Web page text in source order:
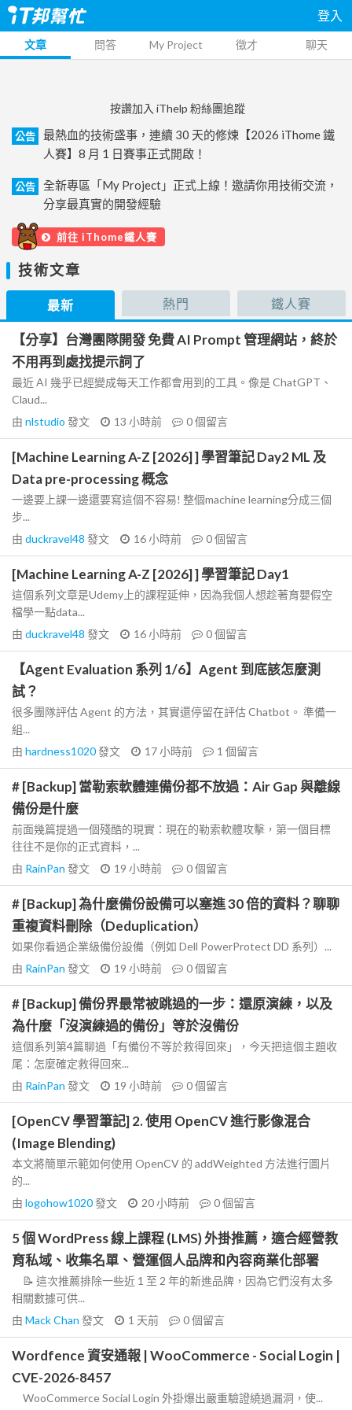
登入
文章 問答 My Project 徵才 聊天
按讚加入 iThelp 粉絲團追蹤
公告
最熱血的技術盛事，連續 30 天的修煉【2026 iThome 鐵
人賽】8 月 1 日賽事正式開啟！
公告
全新專區「My Project」正式上線！邀請你用技術交流，
分享最真實的開發經驗
前往 iThome鐵人賽
技術文章
最新 熱門 鐵人賽
【分享】台灣團隊開發 免費 AI Prompt 管理網站，終於
不用再到處找提示詞了
最近 AI 幾乎已經變成每天工作都會用到的工具。像是 ChatGPT、
Claud...
由 nlstudio 發文 13 小時前 0個留言
[Machine Learning A-Z [2026] ] 學習筆記 Day2 ML 及
Data pre-processing 概念
一邊要上課一邊還要寫這個不容易! 整個machine learning分成三個
步...
由 duckravel48 發文 16 小時前 0個留言
[Machine Learning A-Z [2026] ] 學習筆記 Day1
這個系列文章是Udemy上的課程延伸，因為我個人想趁著育嬰假空
檔學一點data...
由 duckravel48 發文 16 小時前 0個留言
【Agent Evaluation 系列 1/6】Agent 到底該怎麼測
試？
很多團隊評估 Agent 的方法，其實還停留在評估 Chatbot。 準備一
組...
由 hardness1020發文 17 小時前 1 個留言
# [Backup] 當勒索軟體連備份都不放過：Air Gap 與離線
備份是什麼
前面幾篇提過一個殘酷的現實：現在的勒索軟體攻擊，第一個目標
往往不是你的正式資料，...
由 RainPan 發文 19 小時前 0個留言
# [Backup] 為什麼備份設備可以塞進 30 倍的資料？聊聊
重複資料刪除（Deduplication）
如果你看過企業級備份設備（例如 Dell PowerProtect DD 系列）...
由 RainPan 發文 19 小時前 0個留言
# [Backup] 備份界最常被跳過的一步：還原演練，以及
為什麼「沒演練過的備份」等於沒備份
這個系列第4篇聊過「有備份不等於救得回來」，今天把這個主題收
尾：怎麼確定救得回來...
由 RainPan 發文 19 小時前 0個留言
[OpenCV 學習筆記] 2. 使用 OpenCV 進行影像混合
(Image Blending)
本文將簡單示範如何使用 OpenCV 的 addWeighted 方法進行圖片
的...
由 logohow1020發文 20 小時前 0個留言
5 個 WordPress 線上課程 (LMS) 外掛推薦，適合經營教
育私域、收集名單、營運個人品牌和內容商業化部署
📝 這次推薦排除一些近 1 至 2 年的新進品牌，因為它們沒有太多
相關數據可供...
由 Mack Chan 發文 1 天前 0個留言
Wordfence 資安通報 | WooCommerce - Social Login |
CVE-2026-8457
WooCommerce Social Login 外掛爆出嚴重驗證繞過漏洞，使...